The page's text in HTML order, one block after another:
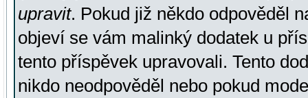
upravit. Pokud již někdo odpověděl
objeví se vám malinký dodatek u
tento příspěvek upravovali. Tento
nikdo neodpověděl nebo pokud